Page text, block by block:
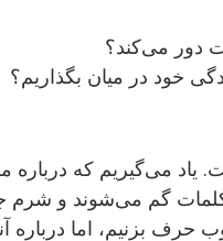
در بسیاری از خانواده‌ها، رابطه جنسی هنوز یک تابو
حرف بزنیم، اما درباره